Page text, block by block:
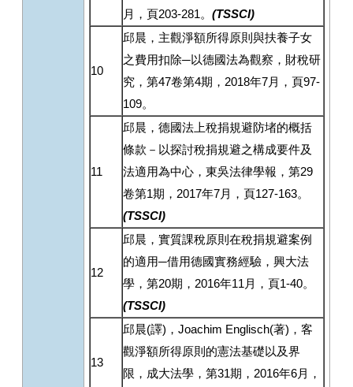
月，頁203-281。(TSSCI)
10
邱晨，主觀淨額所得原則與扶養子女
之費用扣除─以德國法為觀察，財稅研
究，第47卷第4期，2018年7月，頁97-
109。
11
邱晨，德國法上稅捐規避防堵的概括
條款－以探討稅捐規避之構成要件及
法適用為中心，東吳法律學報，第29
卷第1期，2017年7月，頁127-163。
(TSSCI)
12
邱晨，實質課稅原則在稅捐規避案例
的適用─借用德國實務經驗，興大法
學，第20期，2016年11月，頁1-40。
(TSSCI)
13
邱晨(譯)，Joachim Englisch(著)，客
觀淨額所得原則的憲法基礎以及界
限，成大法學，第31期，2016年6月，